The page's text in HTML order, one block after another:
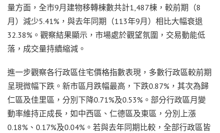
量方面，全市9月建物移轉棟數共計1,487棟，較前期（8
月）減少5.41%，與去年同期（113年9月）相比大幅衰退
32.38%。觀察結果顯示，市場處於觀望氛圍，交易動能低
落，成交量持續縮減。
進一步觀察各行政區住宅價格指數表現，多數行政區較前期
呈現微幅下跌。新市區月跌幅最高，下跌0.87%，其次為歸
仁區及佳里區，分別下降0.71%及0.53%。部分行政區月變
動率維持正成長，如中西區、仁德區及東區，分別上漲
0.18%、0.17%及0.04%。若與去年同期比較，全部行政區皆